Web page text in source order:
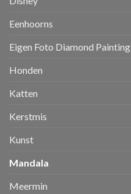
Eenhoorns
Eigen Foto Diamond Painting
Honden
Katten
Kerstmis
Kunst
Mandala
Meermin